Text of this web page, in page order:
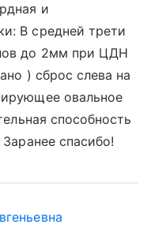
и
В средней трети
до 2мм при ЦДН
) сброс слева на
овальное
способность
спасибо!